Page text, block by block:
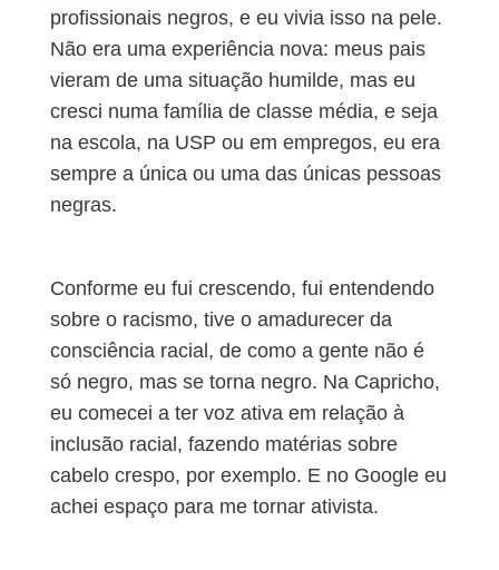
profissionais negros, e eu vivia isso na pele.
Não era uma experiência nova: meus pais
vieram de uma situação humilde, mas eu
cresci numa família de classe média, e seja
na escola, na USP ou em empregos, eu era
sempre a única ou uma das únicas pessoas
negras.
Conforme eu fui crescendo, fui entendendo
sobre o racismo, tive o amadurecer da
consciência racial, de como a gente não é
só negro, mas se torna negro. Na Capricho,
eu comecei a ter voz ativa em relação à
inclusão racial, fazendo matérias sobre
cabelo crespo, por exemplo. E no Google eu
achei espaço para me tornar ativista.